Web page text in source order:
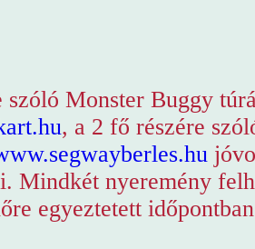
szóló Monster Buggy
, a 2 fő részére
Mindkét nyeremény
egyeztetett